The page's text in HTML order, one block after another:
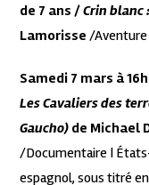
de 7 ans /Crin blanc
Lamorisse /Aventure
Samedi 7 mars à
Les Cavaliers des
Gaucho) de Michael
/Documentaire |
espagnol, sous titré